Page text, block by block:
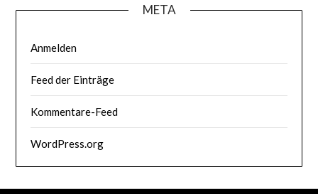
META
Anmelden
Feed der Einträge
Kommentare-Feed
WordPress.org